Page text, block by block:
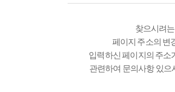
찾으시려
페이지 주소의 변
입력하신 페이지의 주소
관련하여 문의사항 있으